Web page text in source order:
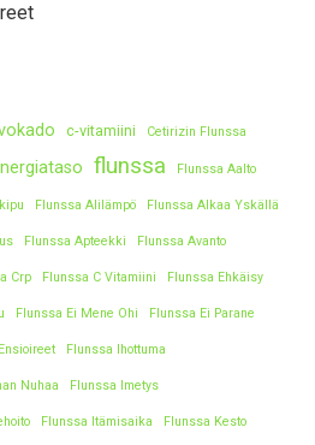
c-vitamiini Cetirizin Flunssa
flunssa Flunssa Aalto
Flunssa Alilämpö Flunssa Alkaa Yskällä
Flunssa Apteekki Flunssa Avanto
Crp Flunssa C Vitamiini Flunssa Ehkäisy
Flunssa Ei Mene Ohi Flunssa Ei Parane
Flunssa Ihottuma
Nuhaa Flunssa Imetys
Flunssa Itämisaika Flunssa Kesto